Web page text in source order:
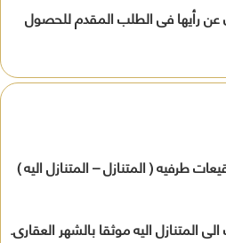
عن رأيها فى الطلب المقدم للحصول
طرفيه ( المتنازل – المتنازل اليه )
المتنازل اليه موثقا بالشهر العقارى.